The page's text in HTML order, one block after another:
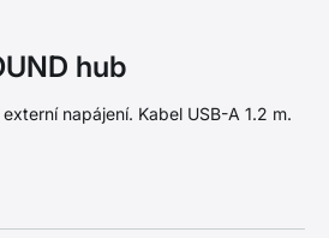
hub
napájení. Kabel USB-A 1.2 m.